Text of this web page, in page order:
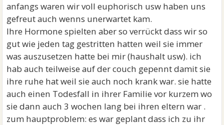
anfangs waren wir voll euphorisch usw haben uns
gefreut auch wenns unerwartet kam.
Ihre Hormone spielten aber so verrückt dass wir so
gut wie jeden tag gestritten hatten weil sie immer
was auszusetzen hatte bei mir (haushalt usw). ich
hab auch teilweise auf der couch gepennt damit sie
ihre ruhe hat weil sie auch noch krank war. sie hatte
auch einen Todesfall in ihrer Familie vor kurzem wo
sie dann auch 3 wochen lang bei ihren eltern war .
zum hauptproblem: es war geplant dass ich zu ihr